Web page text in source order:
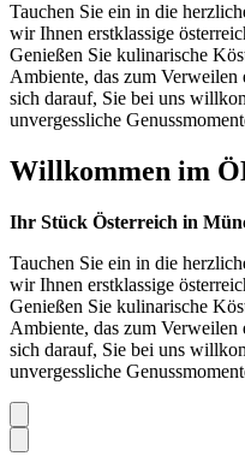
Tauchen Sie ein in die
wir Ihnen erstklassige
Genießen Sie kulinarische
Ambiente, das zum
sich darauf, Sie bei uns
unvergessliche
Willkommen im
Ihr Stück Österreich in
Tauchen Sie ein in die
wir Ihnen erstklassige
Genießen Sie kulinarische
Ambiente, das zum
sich darauf, Sie bei uns
unvergessliche